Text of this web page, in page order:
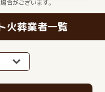
合がございます。
火葬業者一覧